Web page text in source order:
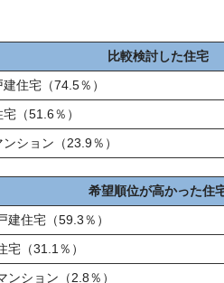
比較検討した住宅
住宅（74.5％）
（51.6％）
ション（23.9％）
希望順位が高かった住
建住宅（59.3％）
宅（31.1％）
ンション（2.8％）